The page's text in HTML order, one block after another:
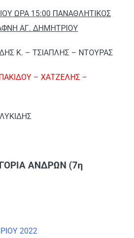
ΩΡΑ 15:00 ΠΑΝΑΘΛΗΤΙΚΟΣ
ΑΓ. ΔΗΜΗΤΡΙΟΥ
Κ. – ΤΣΙΑΠΛΗΣ – ΝΤΟΥΡΑΣ
– ΧΑΤΖΕΛΗΣ –
ΑΝΔΡΩΝ (7η
2022